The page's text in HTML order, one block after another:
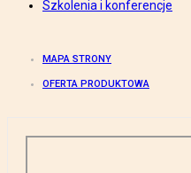
Szkolenia i konferencje
MAPA STRONY
OFERTA PRODUKTOWA